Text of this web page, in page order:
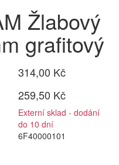
Žlabový
grafitový
314,00 Kč
259,50 Kč
Externí sklad - dodání
do 10 dní
6F40000101